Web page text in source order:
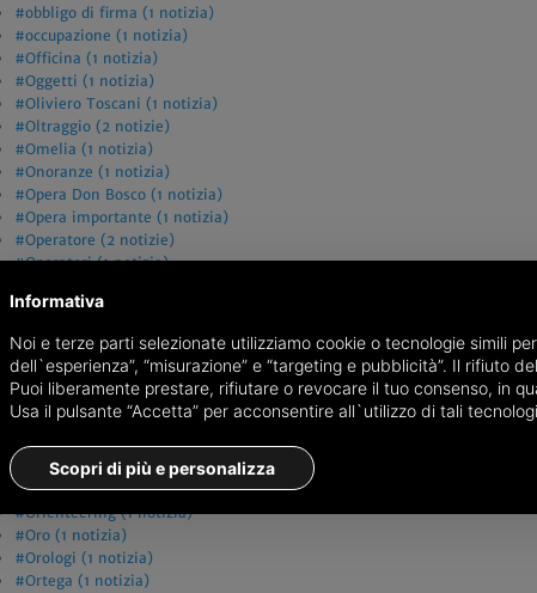
#obbligo di firma (1 notizia)
#occupazione (1 notizia)
#Officina (1 notizia)
#Oggetti (1 notizia)
#Oliviero Toscani (1 notizia)
#Oltraggio (2 notizie)
#Omelia (1 notizia)
#Onoranze (1 notizia)
#Opera Don Bosco (1 notizia)
#Opera importante (1 notizia)
#Operatore (2 notizie)
#Operatori (1 notizia)
#Operazione Labirinto (1 notizia)
#Opposte fazioni (1 notizia)
#Ordigni (1 notizia)
#ordine (2 notizie)
#Ordine del Giorno (1 notizia)
#Ore notturne (1 notizia)
#Organi Comunali (1 notizia)
#Organizzazione (2 notizie)
#Orienteering (1 notizia)
#Oro (1 notizia)
#Orologi (1 notizia)
#Ortega (1 notizia)
Informativa
Noi e terze parti selezionate utilizziamo cookie o tecnologie simili
dell`esperienza”, “misurazione” e “targeting e pubblicità”. Il rifiuto
Puoi liberamente prestare, rifiutare o revocare il tuo consenso, in
Usa il pulsante “Accetta” per acconsentire all`utilizzo di tali
Scopri di più e personalizza